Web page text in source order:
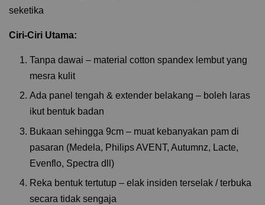
seketika
Ciri-Ciri Utama:
Tanpa dawai – material cotton spandex lembut yang
mesra kulit
Ada panel tengah & extender belakang – boleh laras
ikut bentuk badan
Bukaan sehingga 9cm – muat kebanyakan pam di
pasaran (Medela, Philips AVENT, Autumnz, Lacte,
Evenflo, Spectra dll)
Reka bentuk tertutup – elak insiden terselak / terbuka
secara tidak sengaja